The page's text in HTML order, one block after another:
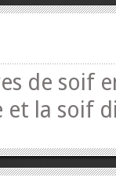
de soif
et la soif